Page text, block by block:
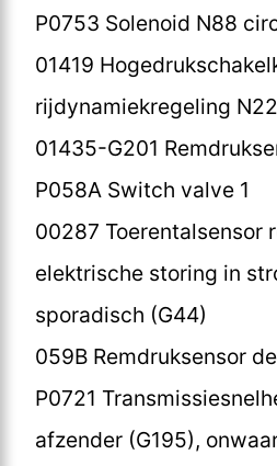
P0753 Solenoid N88
01419
rijdynamiekregeling
01435-G201
P058A Switch valve 1
00287 Toerentalsensor
elektrische storing in
sporadisch (G44)
059B Remdruksensor
P0721
afzender (G195),